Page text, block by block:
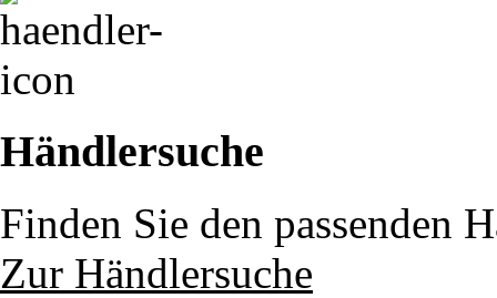
Händlersuche
Finden Sie den passenden
Zur Händlersuche